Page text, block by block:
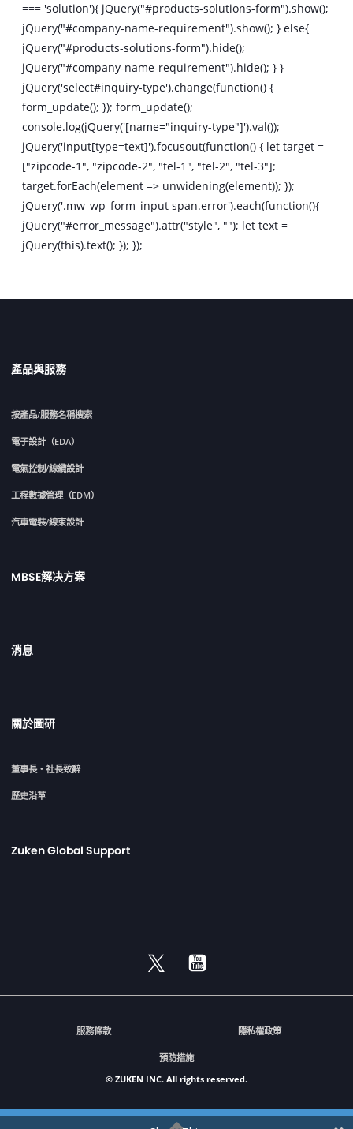
=== 'solution'){ jQuery("#products-solutions-form").show();
jQuery("#company-name-requirement").show(); } else{
jQuery("#products-solutions-form").hide();
jQuery("#company-name-requirement").hide(); } }
jQuery('select#inquiry-type').change(function() {
form_update(); }); form_update();
console.log(jQuery('[name="inquiry-type"]').val());
jQuery('input[type=text]').focusout(function() { let target =
["zipcode-1", "zipcode-2", "tel-1", "tel-2", "tel-3"];
target.forEach(element => unwidening(element)); });
jQuery('.mw_wp_form_input span.error').each(function(){
jQuery("#error_message").attr("style", ""); let text =
jQuery(this).text(); }); });
產品與服務
按產品/服務名稱搜索
電子設計（EDA）
電氣控制/線纜設計
工程數據管理（EDM）
汽車電裝/線束設計
MBSE解决方案
消息
關於圖研
董事長・社長致辭
歷史沿革
Zuken Global Support
服務條款 隱私權政策
預防措施
© ZUKEN INC. All rights reserved.